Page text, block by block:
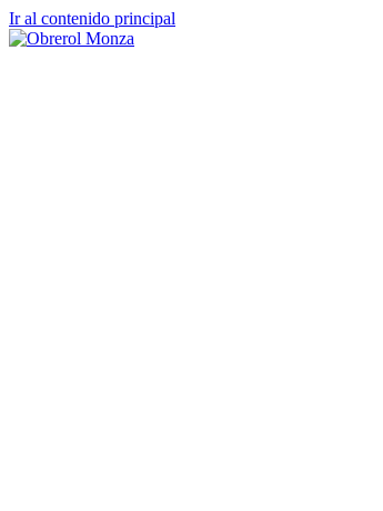
Ir al contenido principal